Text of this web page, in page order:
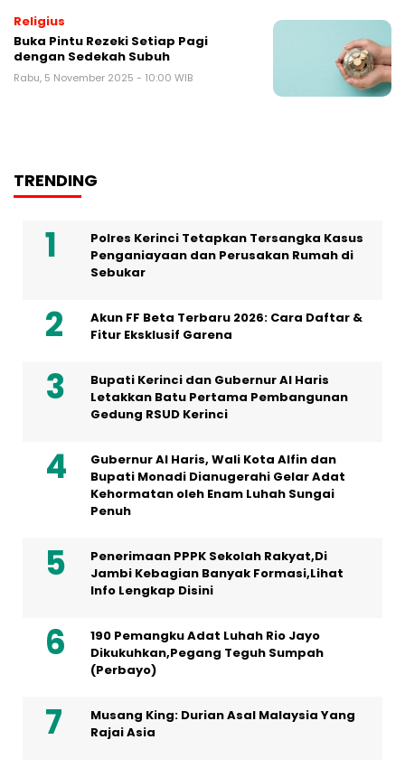
Religius
Buka Pintu Rezeki Setiap Pagi
dengan Sedekah Subuh
Rabu, 5 November 2025 - 10:00 WIB
TRENDING
Polres Kerinci Tetapkan Tersangka Kasus
Penganiayaan dan Perusakan Rumah di
Sebukar
Akun FF Beta Terbaru 2026: Cara Daftar &
Fitur Eksklusif Garena
Bupati Kerinci dan Gubernur Al Haris
Letakkan Batu Pertama Pembangunan
Gedung RSUD Kerinci
Gubernur Al Haris, Wali Kota Alfin dan
Bupati Monadi Dianugerahi Gelar Adat
Kehormatan oleh Enam Luhah Sungai
Penuh
Penerimaan PPPK Sekolah Rakyat,Di
Jambi Kebagian Banyak Formasi,Lihat
Info Lengkap Disini
190 Pemangku Adat Luhah Rio Jayo
Dikukuhkan,Pegang Teguh Sumpah
(Perbayo)
Musang King: Durian Asal Malaysia Yang
Rajai Asia